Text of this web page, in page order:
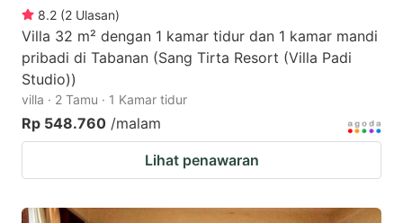
8.2 (2 Ulasan)
Villa 32 m² dengan 1 kamar tidur dan 1 kamar mandi
pribadi di Tabanan (Sang Tirta Resort (Villa Padi
Studio))
villa · 2 Tamu · 1 Kamar tidur
Rp 548.760 /malam
Lihat penawaran